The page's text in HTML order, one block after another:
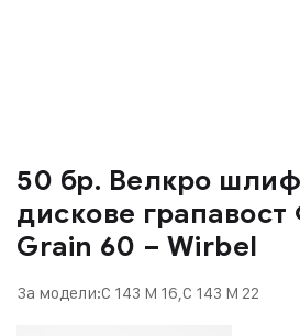
50 бр. Велкро
дискове
Grain 60 – Wirbel
За модели:C 143 M 16,C 143 M 22